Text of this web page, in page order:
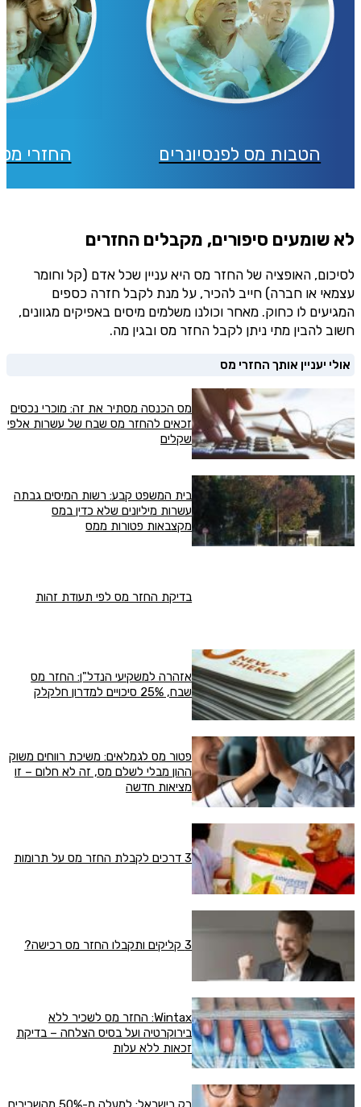
הטבות מס לפנסיונרים החזרי
לא שומעים סיפורים, מקבלים החזרים
לסיכום, האופציה של החזר מס היא עניין שכל אדם (קל וחומר
עצמאי או חברה) חייב להכיר, על מנת לקבל חזרה כספים
המגיעים לו כחוק. מאחר וכולנו משלמים מיסים באפיקים מגוונים,
חשוב להבין מתי ניתן לקבל החזר מס ובגין מה.
אולי יעניין אותך החזרי מס
מס הכנסה מסתיר את זה: מוכרי נכסים
זכאים להחזר מס שבח של עשרות אלפי
שקלים
בית המשפט קבע: רשות המיסים גבתה
עשרות מיליונים שלא כדין במס
מקצבאות פטורות ממס
בדיקת החזר מס לפי תעודת זהות
אזהרה למשקיעי הנדל"ן: החזר מס
שבח, 25% סיכויים למדרון חלקלק
פטור מס לגמלאים: משיכת רווחים משוק
ההון מבלי לשלם מס, זה לא חלום – זו
מציאות חדשה
3 דרכים לקבלת החזר מס על תרומות
3 קליקים ותקבלו החזר מס רכישה?
Wintax: החזר מס לשכיר ללא
בירוקרטיה ועל בסיס הצלחה – בדיקת
זכאות ללא עלות